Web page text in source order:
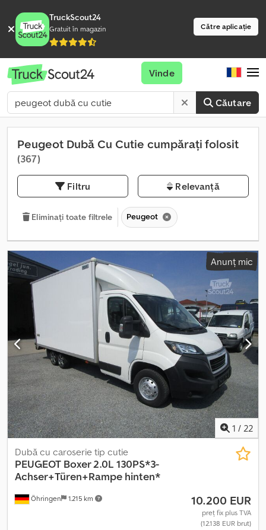
TruckScout24
Gratuit în magazin Către aplicație
Căutare
Vinde
Peugeot Dubă Cu Cutie cumpărați folosit
(367)
Filtru Relevanță
Eliminați toate filtrele Peugeot
Anunț mic
1 / 22
Öhringen 1.215 km
Dubă cu caroserie tip cutie
PEUGEOT Boxer 2.0L 130PS*3-
Achser+Türen+Rampe hinten*
10.200 EUR
preț fix plus TVA
(12.138 EUR brut)